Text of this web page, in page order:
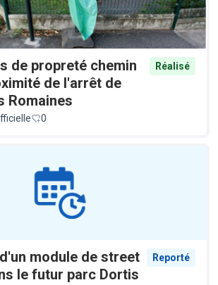
de propreté chemin
de l'arrêt de
Romaines
Réalisé
0
module de street
le futur parc Dortis
Reporté